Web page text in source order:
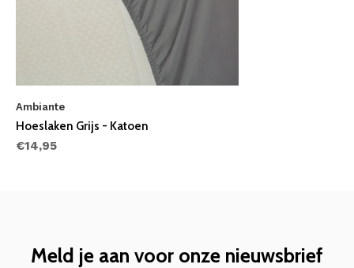
Ambiante
Hoeslaken Grijs - Katoen
€14,95
Meld je aan voor onze nieuwsbrief